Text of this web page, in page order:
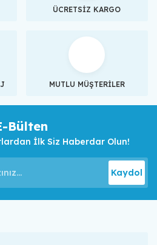
ÜCRETSİZ KARGO
MUTLU MÜŞTERİLER
Bülten
İlk Siz Haberdar Olun!
Kaydol